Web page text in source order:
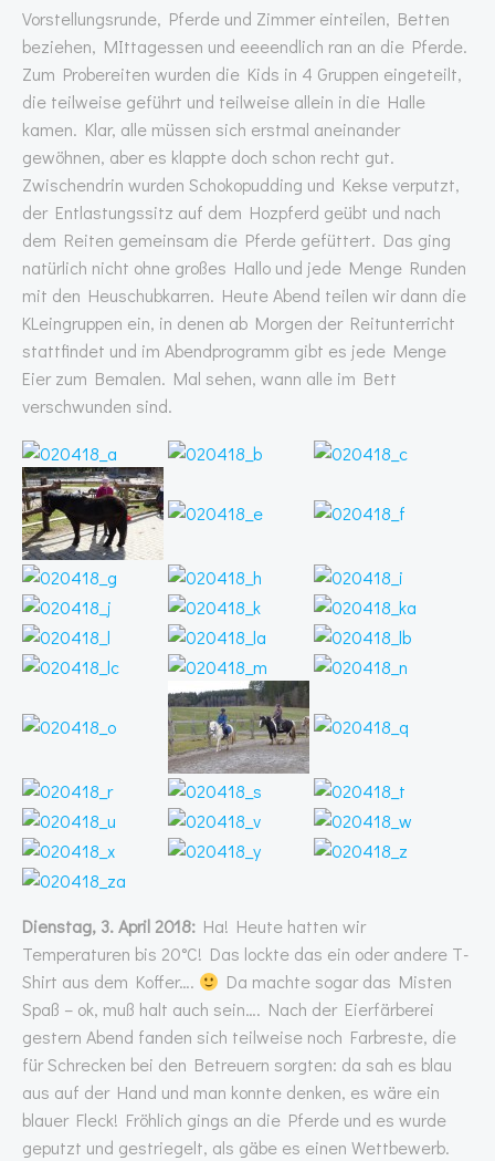
Vorstellungsrunde, Pferde und Zimmer einteilen, Betten
beziehen, MIttagessen und eeeendlich ran an die Pferde.
Zum Probereiten wurden die Kids in 4 Gruppen eingeteilt,
die teilweise geführt und teilweise allein in die Halle
kamen. Klar, alle müssen sich erstmal aneinander
gewöhnen, aber es klappte doch schon recht gut.
Zwischendrin wurden Schokopudding und Kekse verputzt,
der Entlastungssitz auf dem Hozpferd geübt und nach
dem Reiten gemeinsam die Pferde gefüttert. Das ging
natürlich nicht ohne großes Hallo und jede Menge Runden
mit den Heuschubkarren. Heute Abend teilen wir dann die
KLeingruppen ein, in denen ab Morgen der Reitunterricht
stattfindet und im Abendprogramm gibt es jede Menge
Eier zum Bemalen. Mal sehen, wann alle im Bett
verschwunden sind.
Dienstag, 3. April 2018: Ha! Heute hatten wir
Temperaturen bis 20°C! Das lockte das ein oder andere T-
Shirt aus dem Koffer….
Da machte sogar das Misten
Spaß – ok, muß halt auch sein…. Nach der Eierfärberei
gestern Abend fanden sich teilweise noch Farbreste, die
für Schrecken bei den Betreuern sorgten: da sah es blau
aus auf der Hand und man konnte denken, es wäre ein
blauer Fleck! Fröhlich gings an die Pferde und es wurde
geputzt und gestriegelt, als gäbe es einen Wettbewerb.